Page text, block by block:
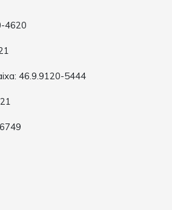
4620
46.9.9120-5444